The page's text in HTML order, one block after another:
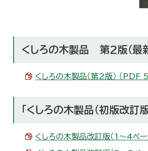
くしろの木製品 第2版（最
くしろの木製品（第2版） （PDF
「くしろの木製品（初版改訂
くしろの木製品改訂版（1～4ペ